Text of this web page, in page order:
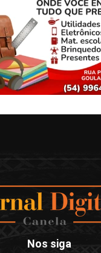
Nos siga